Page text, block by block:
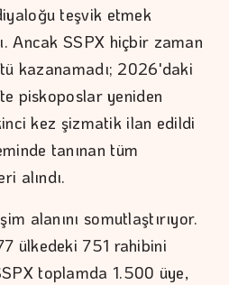
teşvik etmek
Ancak SSPX hiçbir zaman
kazanamadı; 2026'daki
piskoposlar yeniden
kez şizmatik ilan edildi
tanınan tüm
alındı.
alanını somutlaştırıyor.
ülkedeki 751 rahibini
toplamda 1.500 üye,